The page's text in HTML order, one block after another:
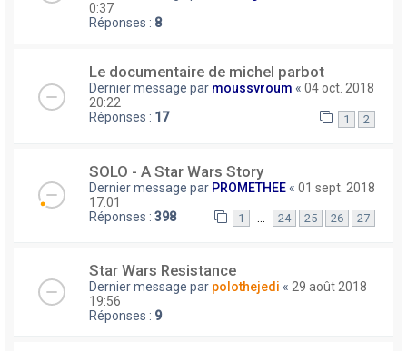
0:37
Réponses : 8
Le documentaire de michel parbot
Dernier message par moussvroum « 04 oct. 2018
20:22
Réponses : 17 1 2
SOLO - A Star Wars Story
Dernier message par PROMETHEE « 01 sept. 2018
17:01
Réponses : 398 1 24 25 26 27
Star Wars Resistance
Dernier message par polothejedi « 29 août 2018
19:56
Réponses : 9